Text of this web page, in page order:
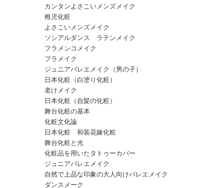
カンタンよさこいメンズメイク
稚児化粧
よさこいメンズメイク
ソシアルダンス ラテンメイク
フラメンコメイク
フラメイク
ジュニアバレエメイク（男の子）
日本化粧（白塗り化粧）
老けメイク
日本化粧（自髪の化粧）
舞台化粧の基本
化粧文化論
日本化粧 和装花嫁化粧
舞台化粧と光
化粧品を用いたタトゥーカバー
ジュニアバレエメイク
自然で上品な印象の大人向けバレエメイク
ダンスメーク